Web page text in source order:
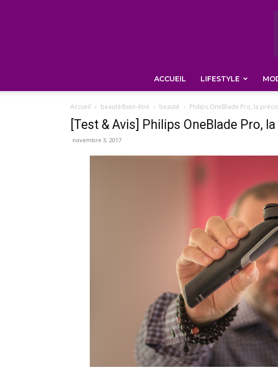
ACCUEIL LIFESTYLE
Accueil beauté/bien-être beauté Philips OneBlade Pro, la
[Test & Avis] Philips OneBlade Pro,
novembre 3, 2017